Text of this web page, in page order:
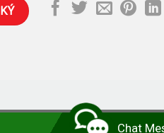
Chat
Camera Imou-Lắp đặt